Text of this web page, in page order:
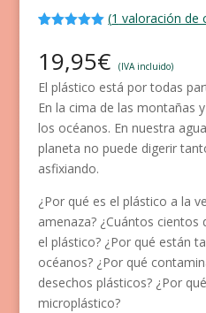
5 en base
valoración
de un
cliente
(1 valoración de
19,95€ (IVA incluido)
El plástico está por todas
En la cima de las montañas
los océanos. En nuestra
planeta no puede digerir
asfixiando.
¿Por qué es el plástico a la
amenaza? ¿Cuántos
el plástico? ¿Por qué están
océanos? ¿Por qué
desechos plásticos? ¿Por
microplástico?